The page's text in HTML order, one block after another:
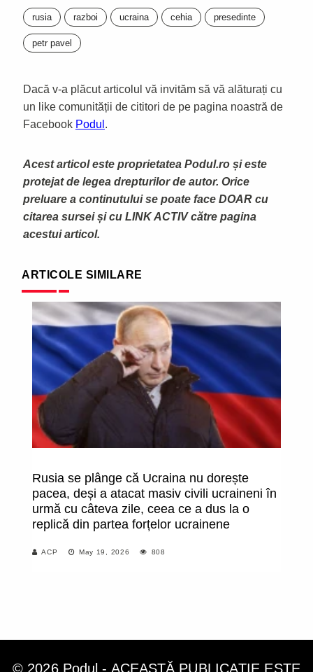
rusia razboi ucraina cehia presedinte
petr pavel
Dacă v-a plăcut articolul vă invităm să vă alăturați cu
un like comunității de cititori de pe pagina noastră de
Facebook Podul .
Acest articol este proprietatea Podul.ro și este
protejat de legea drepturilor de autor. Orice
preluare a continutului se poate face DOAR cu
citarea sursei și cu LINK ACTIV către pagina
acestui articol.
ARTICOLE SIMILARE
Rusia se plânge că Ucraina nu dorește
pacea, deși a atacat masiv civili ucraineni în
urmă cu câteva zile, ceea ce a dus la o
replică din partea forțelor ucrainene
ACP May 19, 2026 808
© 2026 Podul - ACEASTĂ PUBLICAȚIE ESTE